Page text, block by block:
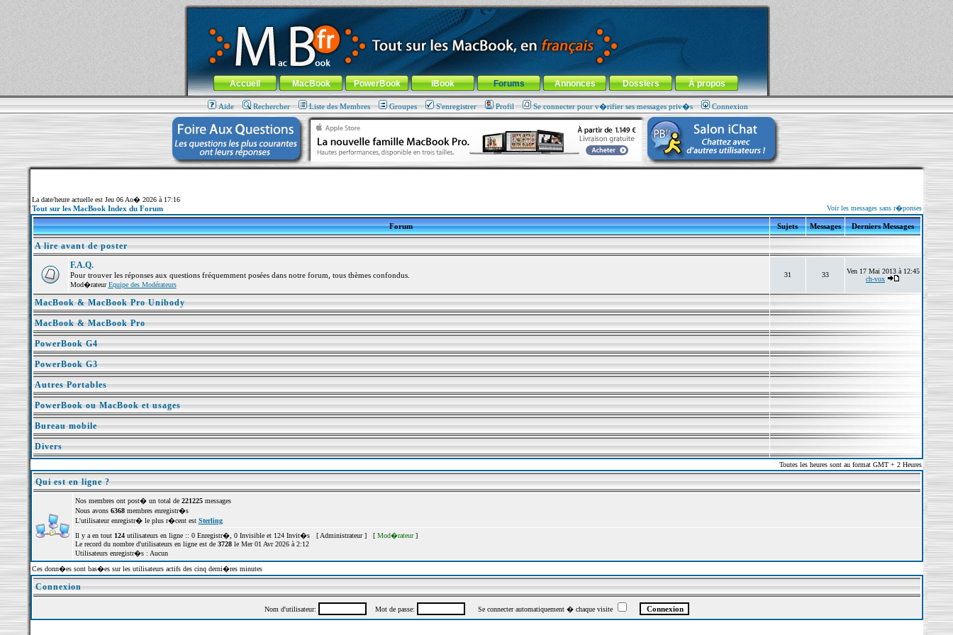
MacBook-fr.com : 100% Apple... 100% nomade !
Aller au contenu-Aller au menu général-Aller au menu de la rubrique
Menu général
Accueil MacBook PowerBook iBook Forums Annonces Dossiers À propos
Aide Rechercher Liste des Membres Groupes S'enregistrer Profil Se connecter pour v�rifier ses messages priv�s Connexion
La date/heure actuelle est Jeu 06 Ao� 2026 à 17:16
Tout sur les MacBook Index du Forum Voir les messages sans r�ponses
Forum Sujets Messages Derniers Messages
A lire avant de poster
F.A.Q.
Pour trouver les réponses aux questions fréquemment posées dans notre forum, tous thèmes confondus.
Mod�rateurEquipe des Modérateurs
31 33
Ven 17 Mai 2013 à 12:45
ch-vox
MacBook & MacBook Pro Unibody
MacBook & MacBook Pro
PowerBook G4
PowerBook G3
Autres Portables
PowerBook ou MacBook et usages
Bureau mobile
Divers
Toutes les heures sont au format GMT + 2 Heures
Qui est en ligne ?
Nos membres ont post� un total de 221225messages
Nous avons 6368membres enregistr�s
L'utilisateur enregistr� le plus r�cent est Sterling
Il y a en tout 124utilisateurs en ligne :: 0 Enregistr�, 0 Invisible et 124 Invit�s [ Administrateur] [ Mod�rateur]
Le record du nombre d'utilisateurs en ligne est de 3728le Mer 01 Avr 2026 à 2:12
Utilisateurs enregistr�s : Aucun
Ces donn�es sont bas�es sur les utilisateurs actifs des cinq derni�res minutes
Connexion
Nom d'utilisateur: Mot de passe: Se connecter automatiquement � chaque visite